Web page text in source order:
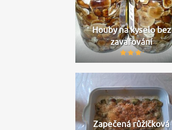
Houby na kyselo bez
zavařování
Zapečená růžičková